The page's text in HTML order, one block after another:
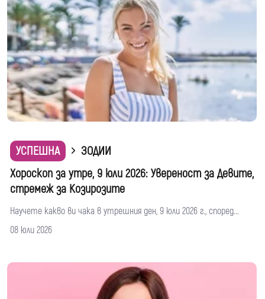
УСПЕШНА
ЗОДИИ
Хороскоп за утре, 9 юли 2026: Увереност за Девите,
стремеж за Козирозите
Научете какво ви чака в утрешния ден, 9 юли 2026 г., според...
08 юли 2026